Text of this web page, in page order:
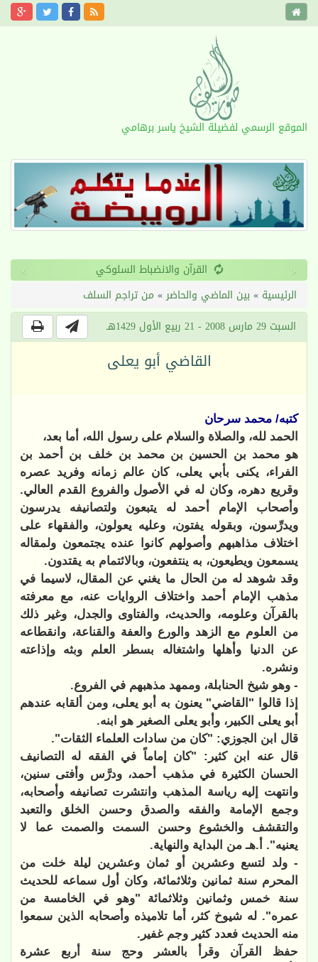
الموقع الرسمي لفضيلة الشيخ ياسر برهامي
القرآن والانضباط السلوكي ‹
›
الرئيسية » بين الماضي والحاضر» من تراجم السلف
السبت 29 مارس 2008 - 21 ربيع الأول 1429هـ
القاضي أبو يعلى
كتبه/ محمد سرحان
الحمد لله، والصلاة والسلام على رسول الله، أما بعد،
هو محمد بن الحسين بن محمد بن خلف بن أحمد بن
الفراء، يكنى بأبي يعلى، كان عالم زمانه وفريد عصره
وقريع دهره، وكان له في الأصول والفروع القدم العالي.
وأصحاب الإمام أحمد له يتبعون ولتصانيفه يدرسون
ويدرِّسون، وبقوله يفتون، وعليه يعولون، والفقهاء على
اختلاف مذاهبهم وأصولهم كانوا عنده يجتمعون ولمقاله
يسمعون ويطيعون، به ينتفعون، وبالائتمام به يقتدون.
وقد شوهد له من الحال ما يغني عن المقال، لاسيما في
مذهب الإمام أحمد واختلاف الروايات عنه، مع معرفته
بالقرآن وعلومه، والحديث، والفتاوى والجدل، وغير ذلك
من العلوم مع الزهد والورع والعفة والقناعة، وانقطاعه
عن الدنيا وأهلها واشتغاله بسطر العلم وبثه وإذاعته
ونشره.
- وهو شيخ الحنابلة، وممهد مذهبهم في الفروع.
إذا قالوا "القاضي" يعنون به أبو يعلى، ومن ألقابه عندهم
أبو يعلى الكبير، وأبو يعلى الصغير هو ابنه.
قال ابن الجوزي: "كان من سادات العلماء الثقات".
قال عنه ابن كثير: "كان إماماً في الفقه له التصانيف
الحسان الكثيرة في مذهب أحمد، ودرَّس وأفتى سنين،
وانتهت إليه رياسة المذهب وانتشرت تصانيفه وأصحابه،
وجمع الإمامة والفقه والصدق وحسن الخلق والتعبد
والتقشف والخشوع وحسن السمت والصمت عما لا
يعنيه". أ.هـ من البداية والنهاية.
- ولد لتسع وعشرين أو ثمان وعشرين ليلة خلت من
المحرم سنة ثمانين وثلاثمائة، وكان أول سماعه للحديث
سنة خمس وثمانين وثلاثمائة "وهو في الخامسة من
عمره". له شيوخ كثر، أما تلاميذه وأصحابه الذين سمعوا
منه الحديث فعدد كثير وجم غفير.
حفظ القرآن وقرأ بالعشر وحج سنة أربع عشرة